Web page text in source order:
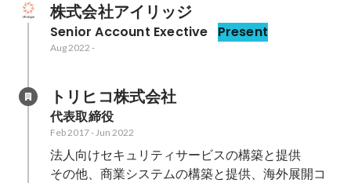
株式会社アイリッジ
Senior Account Exective Present
Aug 2022 -
トリヒコ株式会社
代表取締役
Feb 2017-Jun 2022
法人向けセキュリティサービスの構築と提供
その他、商業システムの構築と提供、海外展開コ